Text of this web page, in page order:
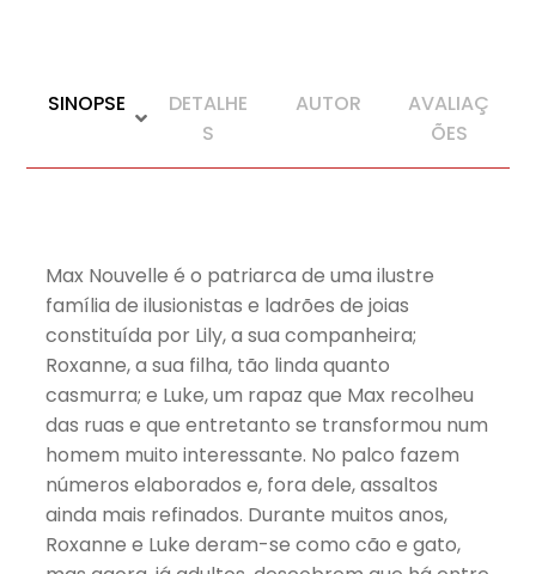
SINOPSE
DETALHE
S
AUTOR
AVALIAÇ
ÕES
Max Nouvelle é o patriarca de uma ilustre
família de ilusionistas e ladrões de joias
constituída por Lily, a sua companheira;
Roxanne, a sua filha, tão linda quanto
casmurra; e Luke, um rapaz que Max recolheu
das ruas e que entretanto se transformou num
homem muito interessante. No palco fazem
números elaborados e, fora dele, assaltos
ainda mais refinados. Durante muitos anos,
Roxanne e Luke deram-se como cão e gato,